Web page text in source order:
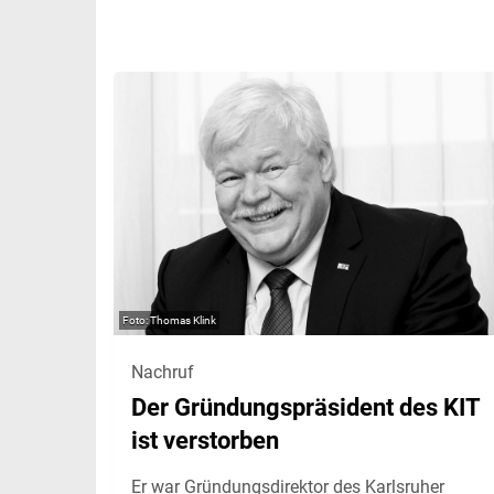
Thomas Klink
Nachruf
Der Gründungspräsident des KIT
ist verstorben
Er war Gründungsdirektor des Karlsruher